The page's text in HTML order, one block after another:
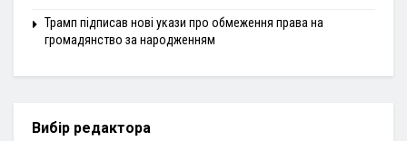
Трамп підписав нові укази про обмеження права на
громадянство за народженням
Вибір редактора